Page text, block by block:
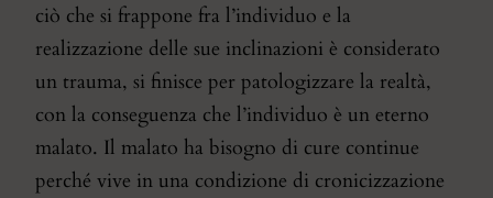
ciò che si frappone fra l’individuo e la
realizzazione delle sue inclinazioni è considerato
un trauma, si finisce per patologizzare la realtà,
con la conseguenza che l’individuo è un eterno
malato. Il malato ha bisogno di cure continue
perché vive in una condizione di cronicizzazione